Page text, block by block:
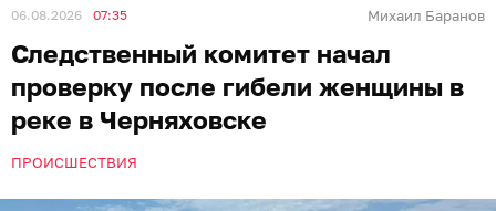
06.08.2026 07:35 Михаил Баранов
Следственный комитет начал
проверку после гибели женщины в
реке в Черняховске
ПРОИСШЕСТВИЯ